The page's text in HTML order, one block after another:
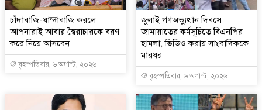
চাঁদাবাজি-ধান্দাবাজি করলে
আপনারাই আবার স্বৈরাচারকে বরণ
করে নিয়ে আসবেন
বৃহস্পতিবার, ৬ অগাস্ট, ২০২৬
জুলাই গণঅভ্যুত্থান দিবসে
জামায়াতের কর্মসূচিতে বিএনপির
হামলা, ভিডিও করায় সাংবাদিককে
মারধর
বৃহস্পতিবার, ৬ অগাস্ট, ২০২৬